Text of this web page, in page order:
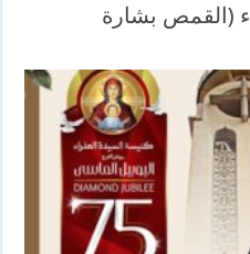
(القمص بشارة